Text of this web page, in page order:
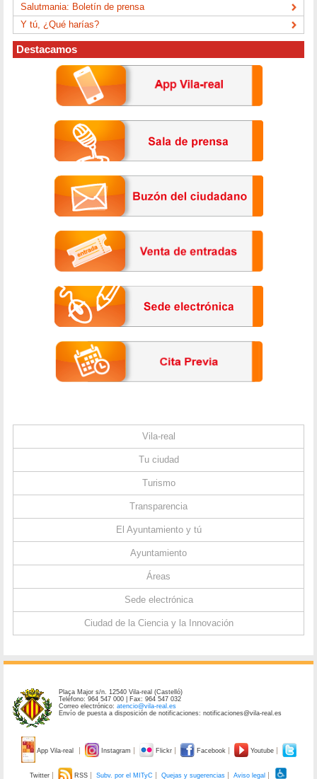
Salutmania: Boletín de prensa
Y tú, ¿Qué harías?
Destacamos
Vila-real
Tu ciudad
Turismo
Transparencia
El Ayuntamiento y tú
Ayuntamiento
Áreas
Sede electrónica
Ciudad de la Ciencia y la Innovación
Plaça Major s/n. 12540 Vila-real (Castelló)
Teléfono: 964 547 000 | Fax: 964 547 032
Correo electrónico:atencio@vila-real.es
Envío de puesta a disposición de notificaciones: notificaciones@vila-real.es
App Vila-real Instagram Flickr Facebook Youtube
Twitter RSS Subv. por el MITyC Quejas y sugerencias Aviso legal